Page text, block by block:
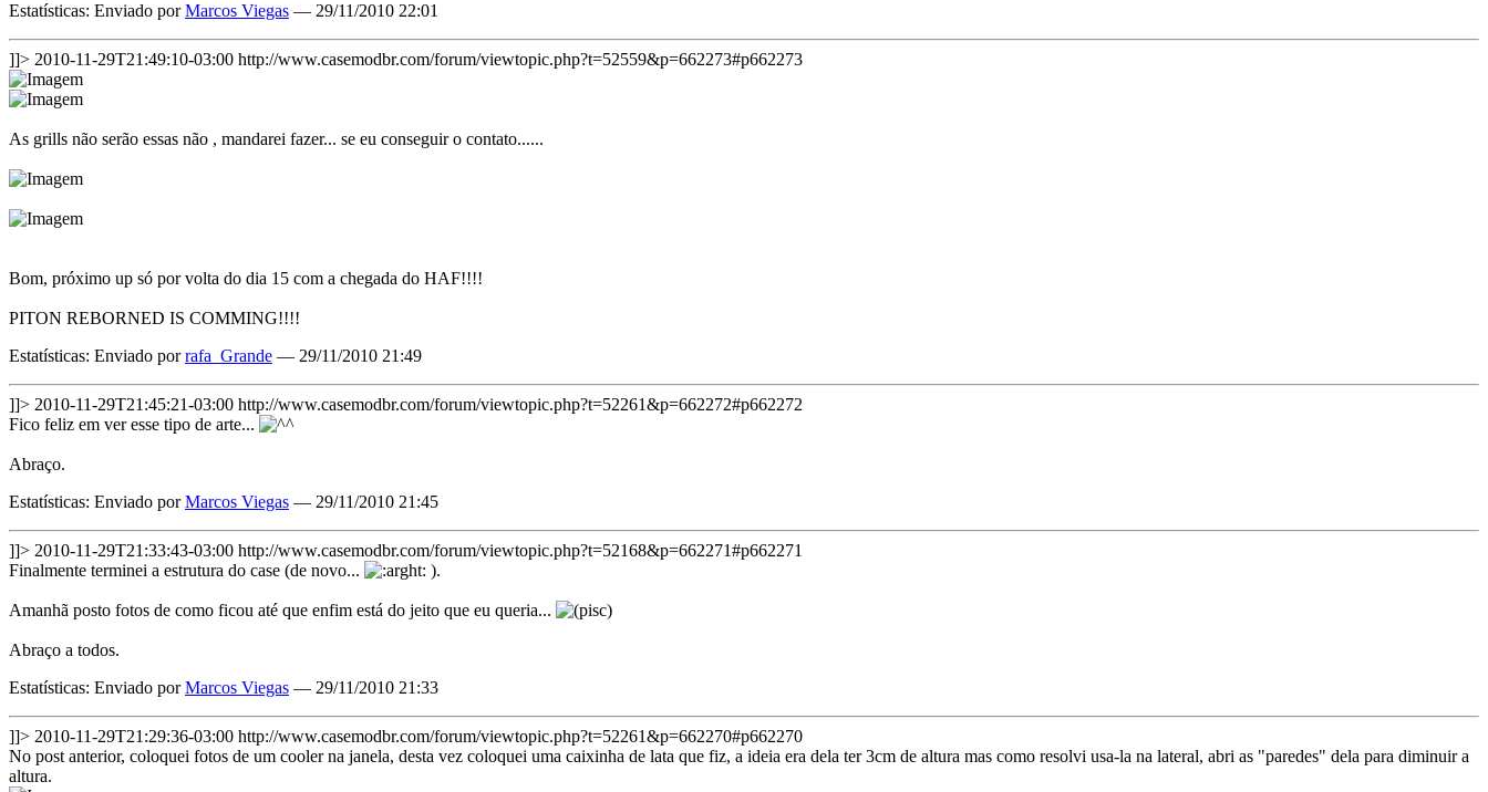
Estatísticas: Enviado porMarcos Viegas — 29/11/2010 22:01
]]> 2010-11-29T21:49:10-03:00 http://www.casemodbr.com/forum/viewtopic.php?t=52559&p=662273#p662273
As grills não serão essas não , mandarei fazer... se eu conseguir o contato......
Bom, próximo up só por volta do dia 15 com a chegada do HAF!!!!
PITON REBORNED IS COMMING!!!!
Estatísticas: Enviado porrafa_Grande — 29/11/2010 21:49
]]> 2010-11-29T21:45:21-03:00 http://www.casemodbr.com/forum/viewtopic.php?t=52261&p=662272#p662272
Fico feliz em ver esse tipo de arte...
Abraço.
Estatísticas: Enviado porMarcos Viegas — 29/11/2010 21:45
]]> 2010-11-29T21:33:43-03:00 http://www.casemodbr.com/forum/viewtopic.php?t=52168&p=662271#p662271
Finalmente terminei a estrutura do case (de novo...
).
Amanhã posto fotos de como ficou até que enfim está do jeito que eu queria...
Abraço a todos.
Estatísticas: Enviado porMarcos Viegas — 29/11/2010 21:33
]]> 2010-11-29T21:29:36-03:00 http://www.casemodbr.com/forum/viewtopic.php?t=52261&p=662270#p662270
No post anterior, coloquei fotos de um cooler na janela, desta vez coloquei uma caixinha de lata que fiz, a ideia era dela ter 3cm de altura mas como resolvi usa-la na lateral, abri as "paredes" dela para diminuir a
altura.